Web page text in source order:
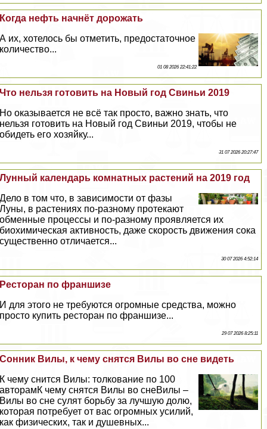
Когда нефть начнёт дорожать
А их, хотелось бы отметить, предостаточное
количество...
01 08 2026 22:41:22
Что нельзя готовить на Новый год Свиньи 2019
Но оказывается не всё так просто, важно знать, что
нельзя готовить на Новый год Свиньи 2019, чтобы не
обидеть его хозяйку...
31 07 2026 20:27:47
Лунный календарь комнатных растений на 2019 год
Дело в том что, в зависимости от фазы
Луны, в растениях по-разному протекают
обменные процессы и по-разному проявляется их
биохимическая активность, даже скорость движения сока
существенно отличается...
30 07 2026 4:52:14
Ресторан по франшизе
И для этого не требуются огромные средства, можно
просто купить ресторан по франшизе...
29 07 2026 8:25:11
Сонник Вилы, к чему снятся Вилы во сне видеть
К чему снится Вилы: толкование по 100
авторамК чему снятся Вилы во снеВилы –
Вилы во сне сулят борьбу за лучшую долю,
которая потребует от вас огромных усилий,
как физических, так и душевных...